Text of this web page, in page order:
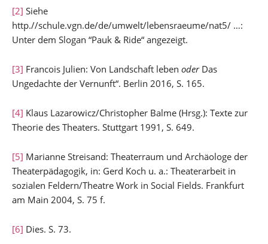
[2] Siehe
http.//schule.vgn.de/de/umwelt/lebensraeume/nat5/ …:
Unter dem Slogan “Pauk & Ride“ angezeigt.
[3] Francois Julien: Von Landschaft leben oder Das
Ungedachte der Vernunft“. Berlin 2016, S. 165.
[4] Klaus Lazarowicz/Christopher Balme (Hrsg.): Texte zur
Theorie des Theaters. Stuttgart 1991, S. 649.
[5] Marianne Streisand: Theaterraum und Archäologe der
Theaterpädagogik, in: Gerd Koch u. a.: Theaterarbeit in
sozialen Feldern/Theatre Work in Social Fields. Frankfurt
am Main 2004, S. 75 f.
[6] Dies. S. 73.